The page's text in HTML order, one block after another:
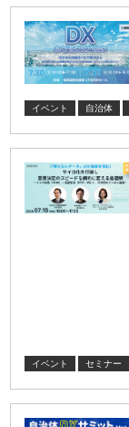
イベント 自治体
イベント セミナー